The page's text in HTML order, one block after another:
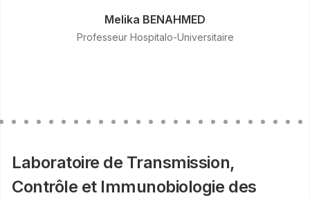
Melika BENAHMED
Professeur Hospitalo-Universitaire
Laboratoire de Transmission,
Contrôle et Immunobiologie des